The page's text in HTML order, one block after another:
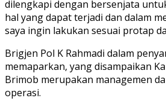
dilengkapi dengan bersenjata
hal yang dapat terjadi dan dalam
saya ingin lakukan sesuai protap
Brigjen Pol K Rahmadi dalam
memaparkan, yang disampaikan
Brimob merupakan managemen
operasi.